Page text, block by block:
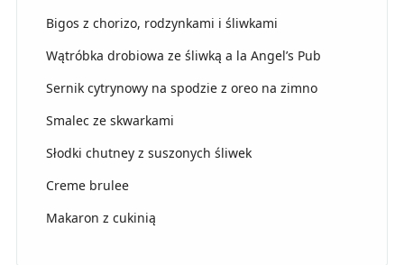
Bigos z chorizo, rodzynkami i śliwkami
Wątróbka drobiowa ze śliwką a la Angel’s Pub
Sernik cytrynowy na spodzie z oreo na zimno
Smalec ze skwarkami
Słodki chutney z suszonych śliwek
Creme brulee
Makaron z cukinią